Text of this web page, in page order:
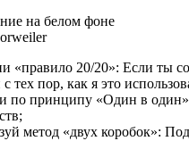
«правило 20/20»: Если ты
с тех пор, как я это
по принципу «Один в один»:
метод «двух коробок»: